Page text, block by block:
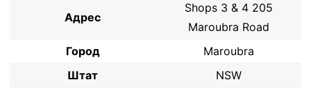
Адрес
Shops 3 & 4 205
Maroubra Road
Город
Maroubra
Штат
NSW